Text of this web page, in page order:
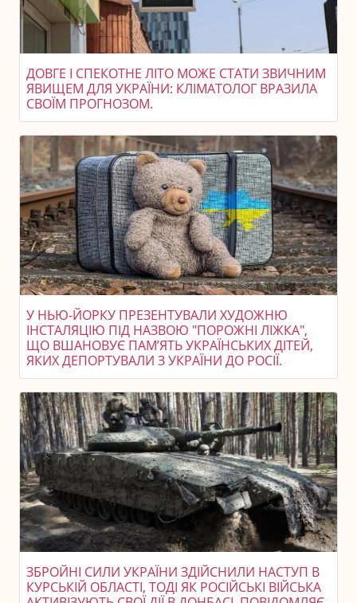
ДОВГЕ І СПЕКОТНЕ ЛІТО МОЖЕ СТАТИ ЗВИЧНИМ
ЯВИЩЕМ ДЛЯ УКРАЇНИ: КЛІМАТОЛОГ ВРАЗИЛА
СВОЇМ ПРОГНОЗОМ.
У НЬЮ-ЙОРКУ ПРЕЗЕНТУВАЛИ ХУДОЖНЮ
ІНСТАЛЯЦІЮ ПІД НАЗВОЮ "ПОРОЖНІ ЛІЖКА",
ЩО ВШАНОВУЄ ПАМ’ЯТЬ УКРАЇНСЬКИХ ДІТЕЙ,
ЯКИХ ДЕПОРТУВАЛИ З УКРАЇНИ ДО РОСІЇ.
ЗБРОЙНІ СИЛИ УКРАЇНИ ЗДІЙСНИЛИ НАСТУП В
КУРСЬКІЙ ОБЛАСТІ, ТОДІ ЯК РОСІЙСЬКІ ВІЙСЬКА